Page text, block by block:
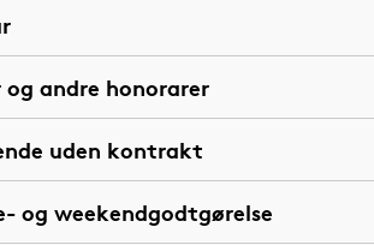
andre honorarer
uden kontrakt
og weekendgodtgørelse